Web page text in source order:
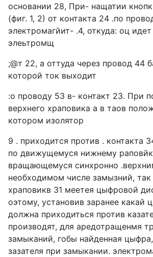
основании 28, При- нащатии
(фиг. 1, 2) от контакта 24 .по
электромагйит- .4, откуда: оц
элеьтромщ
;@т 22, а оттуда через провод 44
которой ток выходит
:о проводу 53 в- контакт 23. При
верхнего храповика а в таов
котором изолятор
9 . приходится против . контакта
по движущемуся нижнему
вращающемуся синхронно
необходимом числе замызний,
храповикв 31 меетея цыфровой
оэтому, установив заранее какай
должна приходиться против
производят, для аредотращенмя
замыканий, гобы найденная
зазателя при замыкании.